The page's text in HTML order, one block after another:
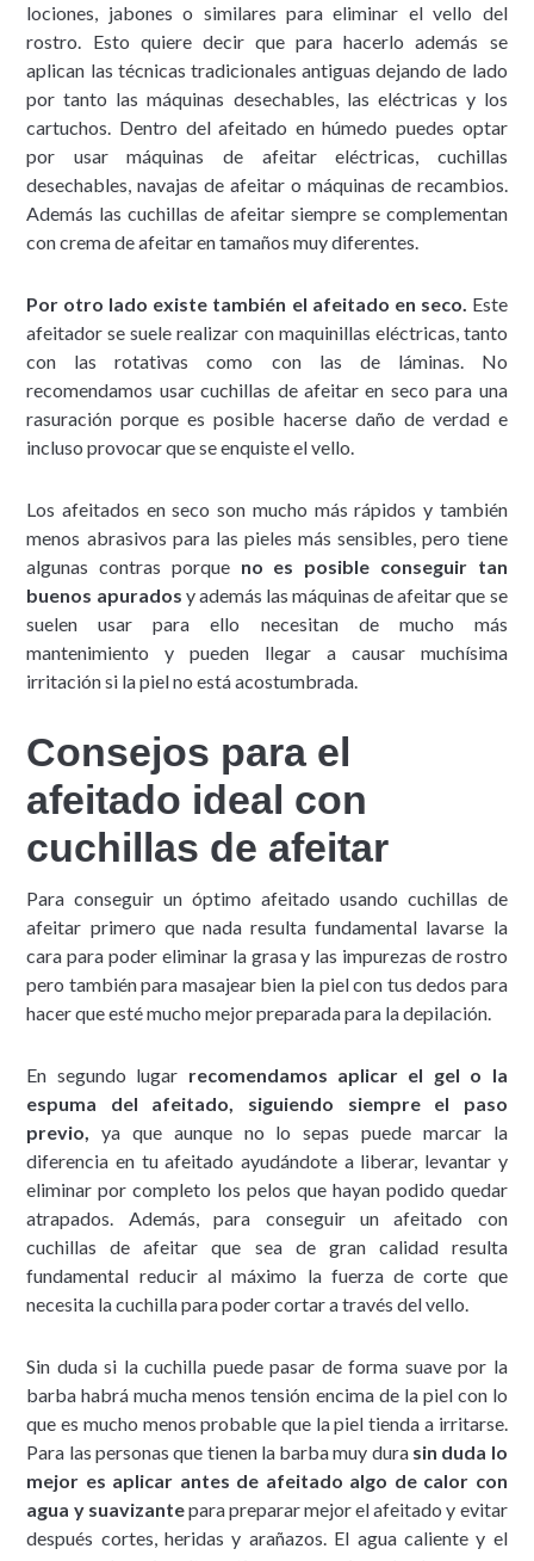
lociones, jabones o similares para eliminar el vello del
rostro. Esto quiere decir que para hacerlo además se
aplican las técnicas tradicionales antiguas dejando de lado
por tanto las máquinas desechables, las eléctricas y los
cartuchos. Dentro del afeitado en húmedo puedes optar
por usar máquinas de afeitar eléctricas, cuchillas
desechables, navajas de afeitar o máquinas de recambios.
Además las cuchillas de afeitar siempre se complementan
con crema de afeitar en tamaños muy diferentes.
Por otro lado existe también el afeitado en seco. Este
afeitador se suele realizar con maquinillas eléctricas, tanto
con las rotativas como con las de láminas. No
recomendamos usar cuchillas de afeitar en seco para una
rasuración porque es posible hacerse daño de verdad e
incluso provocar que se enquiste el vello.
Los afeitados en seco son mucho más rápidos y también
menos abrasivos para las pieles más sensibles, pero tiene
algunas contras porque no es posible conseguir tan
buenos apurados y además las máquinas de afeitar que se
suelen usar para ello necesitan de mucho más
mantenimiento y pueden llegar a causar muchísima
irritación si la piel no está acostumbrada.
Consejos para el
afeitado ideal con
cuchillas de afeitar
Para conseguir un óptimo afeitado usando cuchillas de
afeitar primero que nada resulta fundamental lavarse la
cara para poder eliminar la grasa y las impurezas de rostro
pero también para masajear bien la piel con tus dedos para
hacer que esté mucho mejor preparada para la depilación.
En segundo lugar recomendamos aplicar el gel o la
espuma del afeitado, siguiendo siempre el paso
previo, ya que aunque no lo sepas puede marcar la
diferencia en tu afeitado ayudándote a liberar, levantar y
eliminar por completo los pelos que hayan podido quedar
atrapados. Además, para conseguir un afeitado con
cuchillas de afeitar que sea de gran calidad resulta
fundamental reducir al máximo la fuerza de corte que
necesita la cuchilla para poder cortar a través del vello.
Sin duda si la cuchilla puede pasar de forma suave por la
barba habrá mucha menos tensión encima de la piel con lo
que es mucho menos probable que la piel tienda a irritarse.
Para las personas que tienen la barba muy dura sin duda lo
mejor es aplicar antes de afeitado algo de calor con
agua y suavizantepara preparar mejor el afeitado y evitar
después cortes, heridas y arañazos. El agua caliente y el